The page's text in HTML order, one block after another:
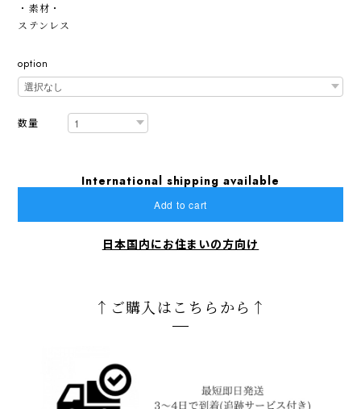
・素材・
ステンレス
option
数量
International shipping available
Add to cart
日本国内にお住まいの方向け
↑ご購入はこちらから↑